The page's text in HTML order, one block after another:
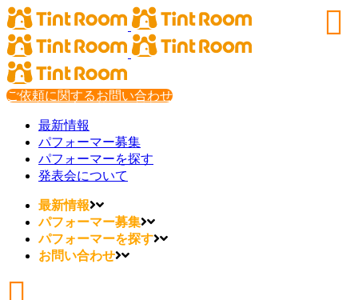
ご依頼に関するお問い合わせ
最新情報
パフォーマー募集
パフォーマーを探す
発表会について
最新情報
パフォーマー募集
パフォーマーを探す
お問い合わせ